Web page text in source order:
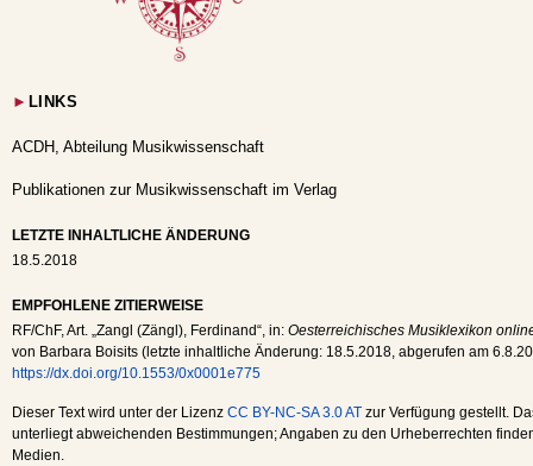
► LINKS
ACDH, Abteilung Musikwissenschaft
Publikationen zur Musikwissenschaft im Verlag
LETZTE INHALTLICHE ÄNDERUNG
18.5.2018
EMPFOHLENE ZITIERWEISE
RF/ChF, Art. „Zangl (Zängl), Ferdinand“, in: Oesterreichisches Musiklexikon
von Barbara Boisits (letzte inhaltliche Änderung: 18.5.2018 , abgerufen am
https://dx.doi.org/10.1553/0x0001e775
Dieser Text wird unter der Lizenz CC BY-NC-SA 3.0 AT zur Verfügung gestellt.
unterliegt abweichenden Bestimmungen; Angaben zu den Urheberrechten
Medien.